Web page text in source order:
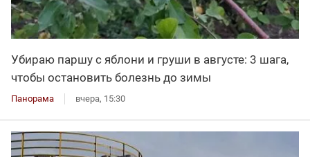
Убираю паршу с яблони и груши в августе: 3 шага,
чтобы остановить болезнь до зимы
Панорама вчера, 15:30